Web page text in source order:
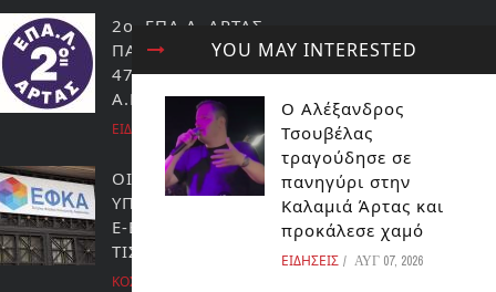
YOU MAY INTERESTED
Ο Αλέξανδρος
Τσουβέλας
τραγούδησε σε
πανηγύρι στην
Καλαμιά Άρτας και
προκάλεσε χαμό
ΕΙΔΗΣΕΙΣ ΑΥΓ 07, 2026
2ο ΕΠΑ.Λ. ΑΡΤΑΣ
ΠΑΝΕΛΛΑΔΙΚΕΣ 2025 :
47 ΕΠΙΤΥΧΟΝΤΕΣ ΣΕ ΣΧΟΛΕΣ
Α.Ε.Ι.
ΕΙΔΗΣΕΙΣ
ΟΙ ΠΛΗΡΩΜΕΣ ΑΠΟ ΤΟ
ΥΠΟΥΡΓΕΙΟ ΕΡΓΑΣΙΑΣ, ΤΟΝ
E-ΕΦΚΑ, ΚΑΙ ΤΟΝ ΟΑΕΔ ΕΩΣ
ΤΙΣ 18 ΦΕΒΡΟΥΑΡΙΟΥ
ΚΟΣΜΟΣ